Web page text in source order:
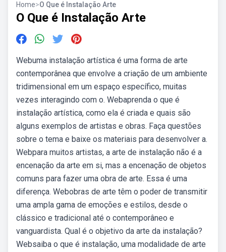
Home>O Que é Instalação Arte
O Que é Instalação Arte
Webuma instalação artística é uma forma de arte
contemporânea que envolve a criação de um ambiente
tridimensional em um espaço específico, muitas
vezes interagindo com o. Webaprenda o que é
instalação artística, como ela é criada e quais são
alguns exemplos de artistas e obras. Faça questões
sobre o tema e baixe os materiais para desenvolver a.
Webpara muitos artistas, a arte de instalação não é a
encenação da arte em si, mas a encenação de objetos
comuns para fazer uma obra de arte. Essa é uma
diferença. Webobras de arte têm o poder de transmitir
uma ampla gama de emoções e estilos, desde o
clássico e tradicional até o contemporâneo e
vanguardista. Qual é o objetivo da arte da instalação?
Websaiba o que é instalação, uma modalidade de arte